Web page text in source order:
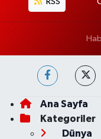
Ana Sayfa
Kategoriler
Dünya